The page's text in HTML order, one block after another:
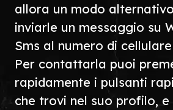
allora un modo
inviarle un messaggio su
Sms al numero di cellulare
Per contattarla puoi
rapidamente i pulsanti
che trovi nel suo profilo, e